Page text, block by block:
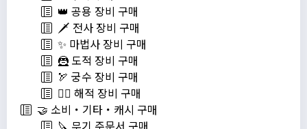
👑 공용 장비 구매
🗡️ 전사 장비 구매
✨ 마법사 장비 구매
🦹 도적 장비 구매
🏹 궁수 장비 구매
🏴‍☠️ 해적 장비 구매
🤝 소비・기타・캐시 구매